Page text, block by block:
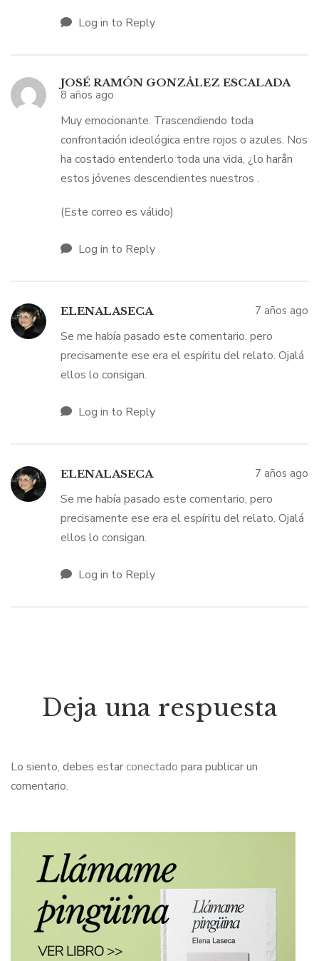
Log in to Reply
JOSÉ RAMÓN GONZÅLEZ ESCALADA
8 años ago
Muy emocionante. Trascendiendo toda
confrontación ideológica entre rojos o azules. Nos
ha costado entenderlo toda una vida, ¿lo harån
estos jóvenes descendientes nuestros .
(Este correo es válido)
Log in to Reply
ELENALASECA 7 años ago
Se me había pasado este comentario, pero
precisamente ese era el espíritu del relato. Ojalá
ellos lo consigan.
Log in to Reply
ELENALASECA 7 años ago
Se me había pasado este comentario, pero
precisamente ese era el espíritu del relato. Ojalá
ellos lo consigan.
Log in to Reply
Deja una respuesta
Lo siento, debes estarconectado para publicar un
comentario.